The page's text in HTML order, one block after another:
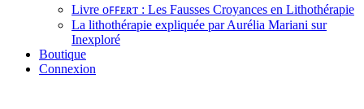
Livre ᴏꜰꜰᴇʀᴛ : Les Fausses Croyances en Lithothérapie
La lithothérapie expliquée par Aurélia Mariani sur
Inexploré
Boutique
Connexion